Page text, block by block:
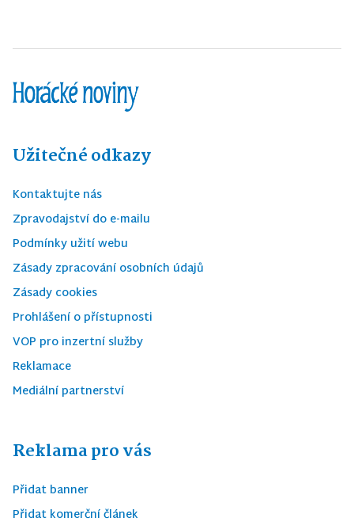
Užitečné odkazy
Kontaktujte nás
Zpravodajství do e-mailu
Podmínky užití webu
Zásady zpracování osobních údajů
Zásady cookies
Prohlášení o přístupnosti
VOP pro inzertní služby
Reklamace
Mediální partnerství
Reklama pro vás
Přidat banner
Přidat komerční článek